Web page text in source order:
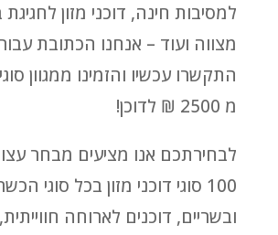
למסיבות חינה, דוכני מזון
מצווה ועוד – אנחנו הכתובת
התקשרו עכשיו והזמינו ממגוון
מ 2500 ₪ לדוכן!
לבחירתכם אנו מציעים מבחר
100 סוגי דוכני מזון בכל סוגי
ובשריים, דוכנים לארוחה